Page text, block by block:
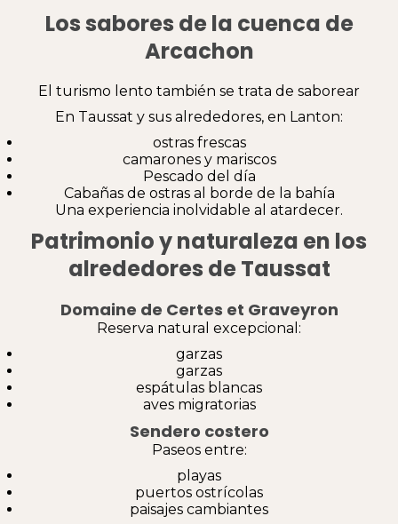
Los sabores de la cuenca de
Arcachon
El turismo lento también se trata de saborear
En Taussat y sus alrededores, en Lanton:
ostras frescas
camarones y mariscos
Pescado del día
Cabañas de ostras al borde de la bahía
Una experiencia inolvidable al atardecer.
Patrimonio y naturaleza en los
alrededores de Taussat
Domaine de Certes et Graveyron
Reserva natural excepcional:
garzas
garzas
espátulas blancas
aves migratorias
Sendero costero
Paseos entre:
playas
puertos ostrícolas
paisajes cambiantes